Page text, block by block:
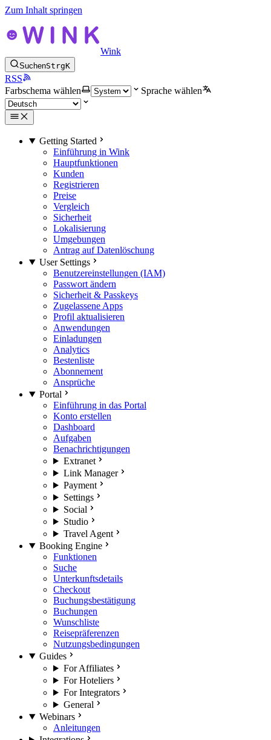
Zum Inhalt springen
Wink
SuchenStrgK
RSS
Farbschema wählen
Sprache wählen
Getting Started
Einführung in Wink
Hauptfunktionen
Kunden
Registrieren
Preise
Vergleich
Sicherheit
Lokalisierung
Umgebungen
Antrag auf Datenlöschung
User Settings
Benutzereinstellungen (IAM)
Passwort ändern
Sicherheit & Passkeys
Zugelassene Apps
Profil aktualisieren
Anwendungen
Einladungen
Analytics
Bestenliste
Abonnement
Ansprüche
Portal
Einführung in das Portal
Konto erstellen
Dashboard
Aufgaben
Benachrichtigungen
Extranet
Link Manager
Payment
Settings
Social
Studio
Travel Agent
Booking Engine
Funktionen
Suche
Unterkunftsdetails
Checkout
Buchungsbestätigung
Buchungen
Wunschliste
Reisepräferenzen
Nutzungsbedingungen
Guides
For Affiliates
For Hoteliers
For Integrators
General
Webinars
Anleitungen